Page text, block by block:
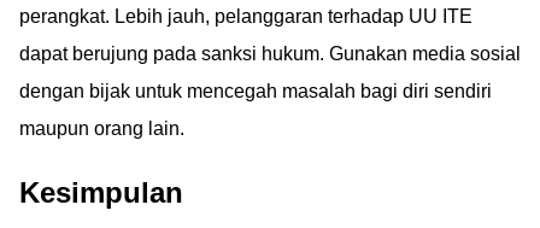
perangkat. Lebih jauh, pelanggaran terhadap UU ITE
dapat berujung pada sanksi hukum. Gunakan media sosial
dengan bijak untuk mencegah masalah bagi diri sendiri
maupun orang lain.
Kesimpulan